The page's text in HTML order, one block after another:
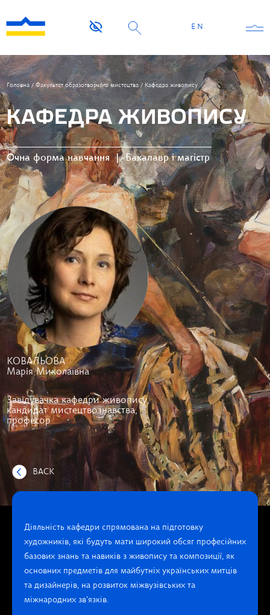
EN
Головна /Факультет образотворчого мистецтва / Кафедра живопису
КАФЕДРА ЖИВОПИСУ
Очна форма навчання | Бакалавр і магістр
КОВАЛЬОВА
Марія Миколаївна
Завідувачка кафедри живопису,
кандидат мистецтвознавства,
професор
BACK
Діяльність кафедри спрямована на підготовку
художників, які будуть мати широкий обсяг професійних
базових знань та навиків з живопису та композиції, як
основних предметів для майбутніх українських митців
та дизайнерів, на розвиток міжвузівських та
міжнародних зв’язків.